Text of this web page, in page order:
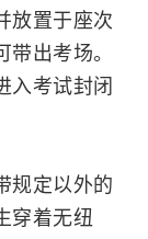
放置于座次
出考场。
入考试封闭
规定以外的
穿着无纽